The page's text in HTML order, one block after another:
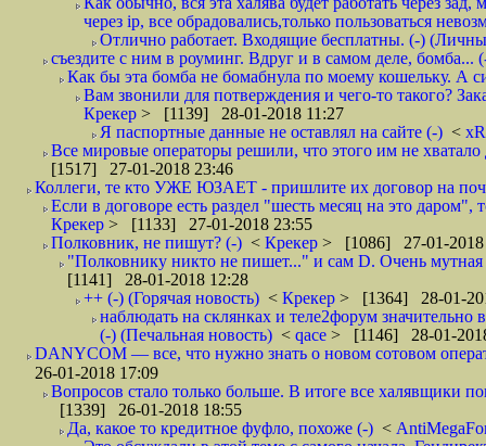
через ip, все обрадовались,только пользоваться
Отлично работает. Входящие бесплатны. (-)
съездите с ним в роуминг. Вдруг и в самом деле, бомба...
Как бы эта бомба не бомабнула по моему кошельку. А
Вам звонили для потверждения и чего-то такого?
Крекер > [1139] 28-01-2018 11:27
Я паспортные данные не оставлял на сайте (-) <
Все мировые операторы решили, что этого им не
[1517] 27-01-2018 23:46
Коллеги, те кто УЖЕ ЮЗАЕТ - пришлите их договор на
Если в договоре есть раздел "шесть месяц на это даром",
Крекер > [1133] 27-01-2018 23:55
Полковник, не пишут? (-) < Крекер > [1086] 27-01-2018
"Полковнику никто не пишет..." и сам D. Очень
[1141] 28-01-2018 12:28
++ (-) (Горячая новость) < Крекер > [1364] 28-01-
наблюдать на склянках и теле2форум
(-) (Печальная новость) < qace > [1146] 28-01-
DANYCOM — все, что нужно знать о новом сотовом
26-01-2018 17:09
Вопросов стало только больше. В итоге все халявщики
[1339] 26-01-2018 18:55
Да, какое то кредитное фуфло, похоже (-) <